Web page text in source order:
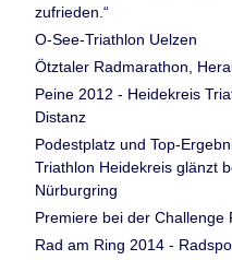
zufrieden.“
O-See-Triathlon Uelzen
Ötztaler Radmarathon,
Peine 2012 - Heidekreis
Distanz
Podestplatz und Top-
Triathlon Heidekreis glänzt
Nürburgring
Premiere bei der Challenge
Rad am Ring 2014 -